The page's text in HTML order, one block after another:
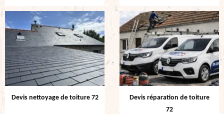
Devis nettoyage de toiture 72
Devis réparation de toiture
72